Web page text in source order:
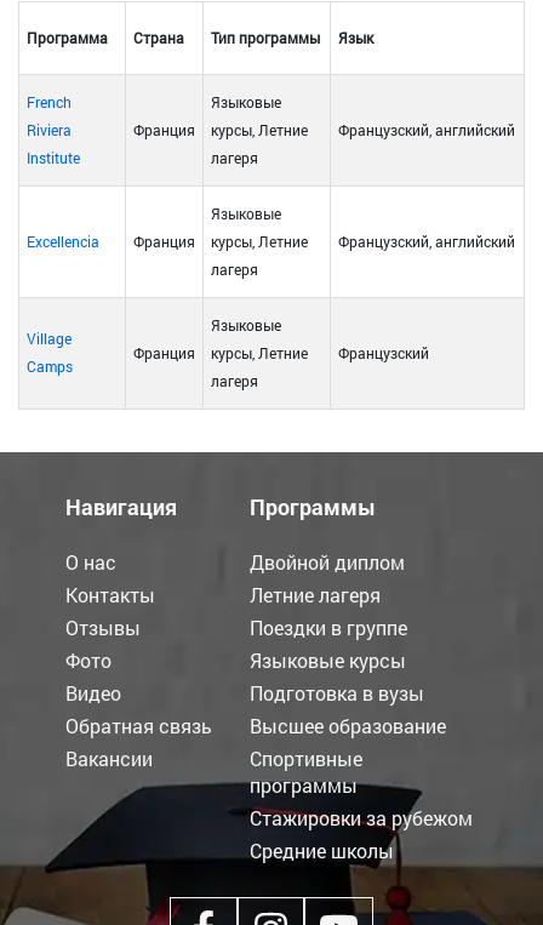
Программа Страна Тип программы Язык
French
Riviera
Institute
Франция
Языковые
курсы, Летние
лагеря
Французский, английский
Excellencia Франция
Языковые
курсы, Летние
лагеря
Французский, английский
Village
Camps
Франция
Языковые
курсы, Летние
лагеря
Французский
Навигация
О нас
Контакты
Отзывы
Фото
Видео
Обратная связь
Вакансии
Программы
Двойной диплом
Летние лагеря
Поездки в группе
Языковые курсы
Подготовка в вузы
Высшее образование
Спортивные
программы
Стажировки за рубежом
Средние школы